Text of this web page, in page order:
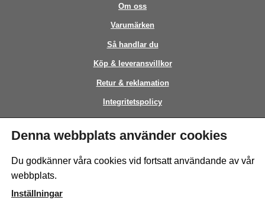
Om oss
Varumärken
Så handlar du
Köp & leveransvillkor
Retur & reklamation
Integritetspolicy
Kontakt
This site is protected by reCAPTCHA and the GooglePrivacy Policyand
Denna webbplats använder cookies
Du godkänner våra cookies vid fortsatt användande av vår
webbplats.
Inställningar